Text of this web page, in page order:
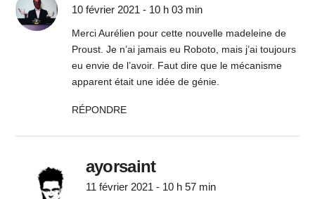
10 février 2021 - 10 h 03 min
Merci Aurélien pour cette nouvelle madeleine de
Proust. Je n’ai jamais eu Roboto, mais j’ai toujours
eu envie de l’avoir. Faut dire que le mécanisme
apparent était une idée de génie.
RÉPONDRE
ayorsaint
11 février 2021 - 10 h 57 min